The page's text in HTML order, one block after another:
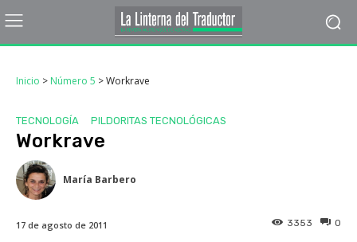
Inicio > Número 5 >Workrave
TECNOLOGÍA PILDORITAS TECNOLÓGICAS
Workrave
María Barbero
17 de agosto de 2011 0
3353